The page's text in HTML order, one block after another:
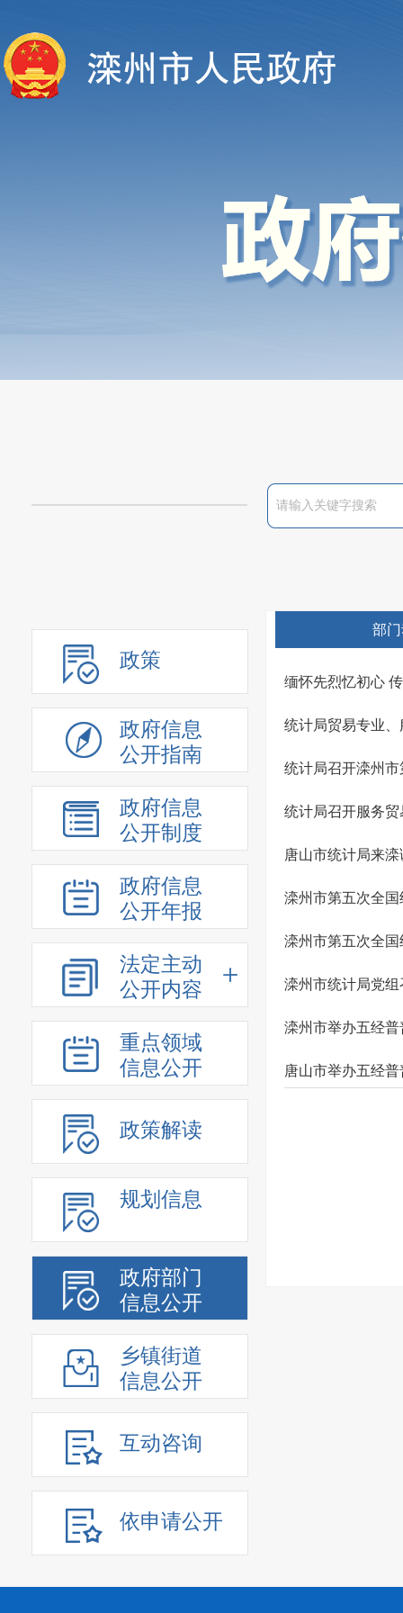
政策
政府信息
公开指南
政府信息
公开制度
政府信息
公开年报
法定主动
公开内容
重点领域
信息公开
政策解读
规划信息
政府部门
信息公开
乡镇街道
信息公开
互动咨询
依申请公开
部
缅怀先烈忆初心
统计局贸易专业
统计局召开滦州
统计局召开服务
唐山市统计局来
滦州市第五次全
滦州市第五次全
滦州市统计局党
滦州市举办五经
唐山市举办五经